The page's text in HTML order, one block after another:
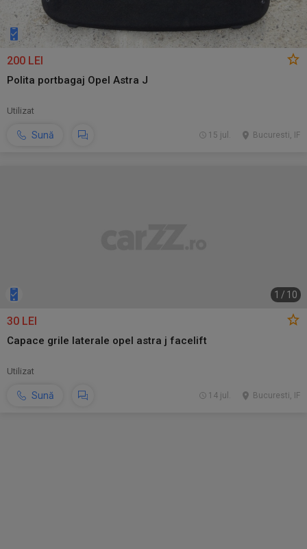
200 LEI
Polita portbagaj Opel Astra J
Utilizat
Sună Bucuresti, IF
15 jul.
1 / 10
30 LEI
Capace grile laterale opel astra j facelift
Utilizat
Sună Bucuresti, IF
14 jul.